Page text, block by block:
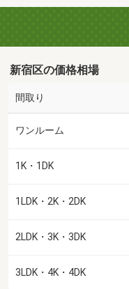
新宿区の価格相場
間取り
ワンルーム
1K・1DK
1LDK・2K・2DK
2LDK・3K・3DK
3LDK・4K・4DK